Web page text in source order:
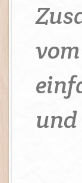
und